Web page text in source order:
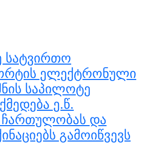
სატვირთო
ელექტრონული
საპილოტე
ე.წ.
ჩართულობას და
გამოიწვევს